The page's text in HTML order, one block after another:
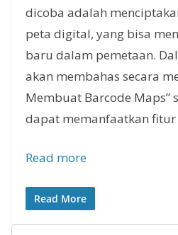
dicoba adalah
peta digital, yang bisa
baru dalam pemetaan.
akan membahas secara
Membuat Barcode Maps”
dapat memanfaatkan
Read more
Read More